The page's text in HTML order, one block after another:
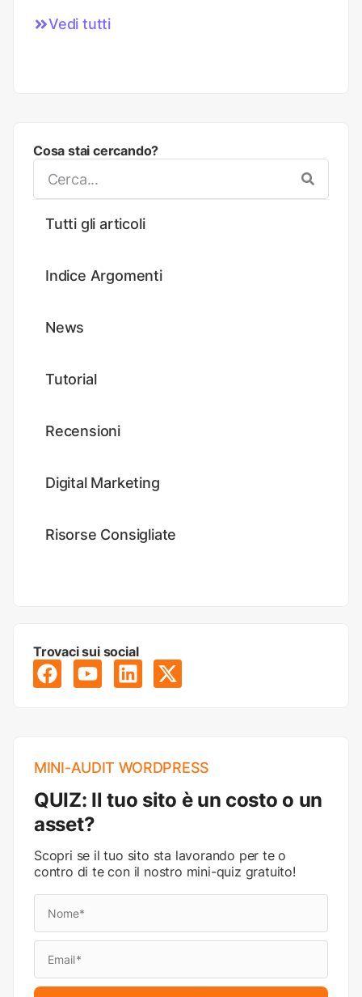
Vedi tutti
Cosa stai cercando?
Tutti gli articoli
Indice Argomenti
News
Tutorial
Recensioni
Digital Marketing
Risorse Consigliate
Trovaci sui social
MINI-AUDIT WORDPRESS
QUIZ: Il tuo sito è un costo o un
asset?
Scopri se il tuo sito sta lavorando per te o
contro di te con il nostro mini-quiz gratuito!